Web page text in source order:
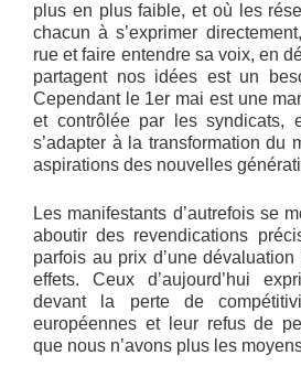
plus en plus faible, et où les
chacun à s’exprimer
rue et faire entendre sa voix, en
partagent nos idées est un
Cependant le 1er mai est une
et contrôlée par les syndicats,
s’adapter à la transformation du
aspirations des nouvelles
Les manifestants d’autrefois se
aboutir des revendications
parfois au prix d’une
effets. Ceux d’aujourd’hui
devant la perte de
européennes et leur refus de
que nous n’avons plus les